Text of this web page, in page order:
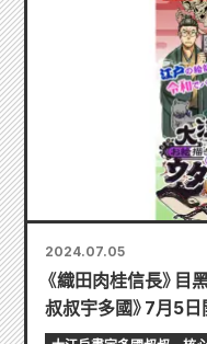
2024.07.05
《織田肉桂信長》目
叔叔宇多國》7月5